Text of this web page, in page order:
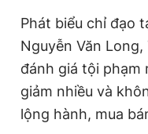
Phát biểu chỉ đạo
Nguyễn Văn
đánh giá tội phạm
giảm nhiều và
lộng hành, mua